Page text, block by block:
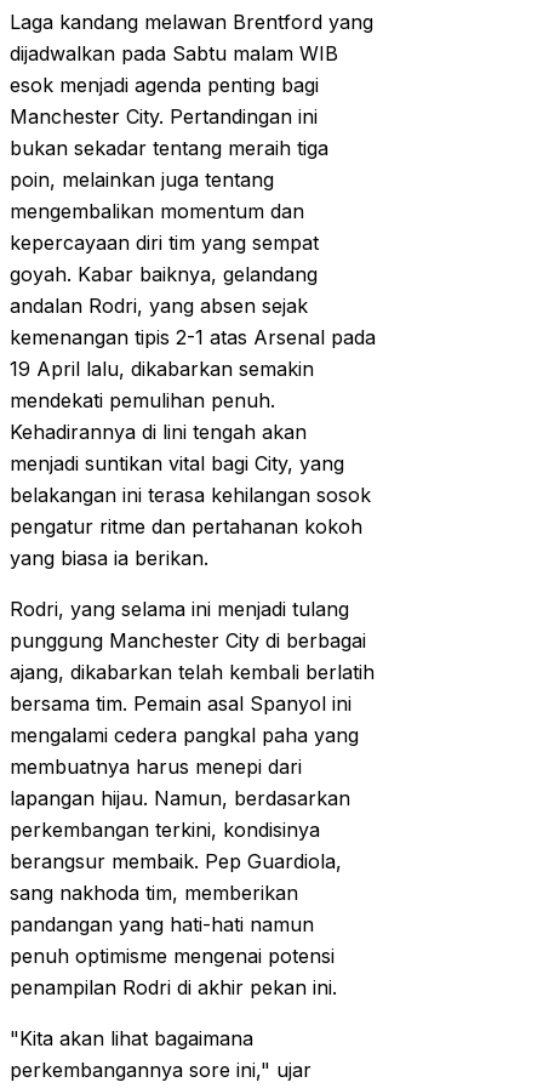
Laga kandang melawan Brentford yang
dijadwalkan pada Sabtu malam WIB
esok menjadi agenda penting bagi
Manchester City. Pertandingan ini
bukan sekadar tentang meraih tiga
poin, melainkan juga tentang
mengembalikan momentum dan
kepercayaan diri tim yang sempat
goyah. Kabar baiknya, gelandang
andalan Rodri, yang absen sejak
kemenangan tipis 2-1 atas Arsenal pada
19 April lalu, dikabarkan semakin
mendekati pemulihan penuh.
Kehadirannya di lini tengah akan
menjadi suntikan vital bagi City, yang
belakangan ini terasa kehilangan sosok
pengatur ritme dan pertahanan kokoh
yang biasa ia berikan.
Rodri, yang selama ini menjadi tulang
punggung Manchester City di berbagai
ajang, dikabarkan telah kembali berlatih
bersama tim. Pemain asal Spanyol ini
mengalami cedera pangkal paha yang
membuatnya harus menepi dari
lapangan hijau. Namun, berdasarkan
perkembangan terkini, kondisinya
berangsur membaik. Pep Guardiola,
sang nakhoda tim, memberikan
pandangan yang hati-hati namun
penuh optimisme mengenai potensi
penampilan Rodri di akhir pekan ini.
"Kita akan lihat bagaimana
perkembangannya sore ini," ujar